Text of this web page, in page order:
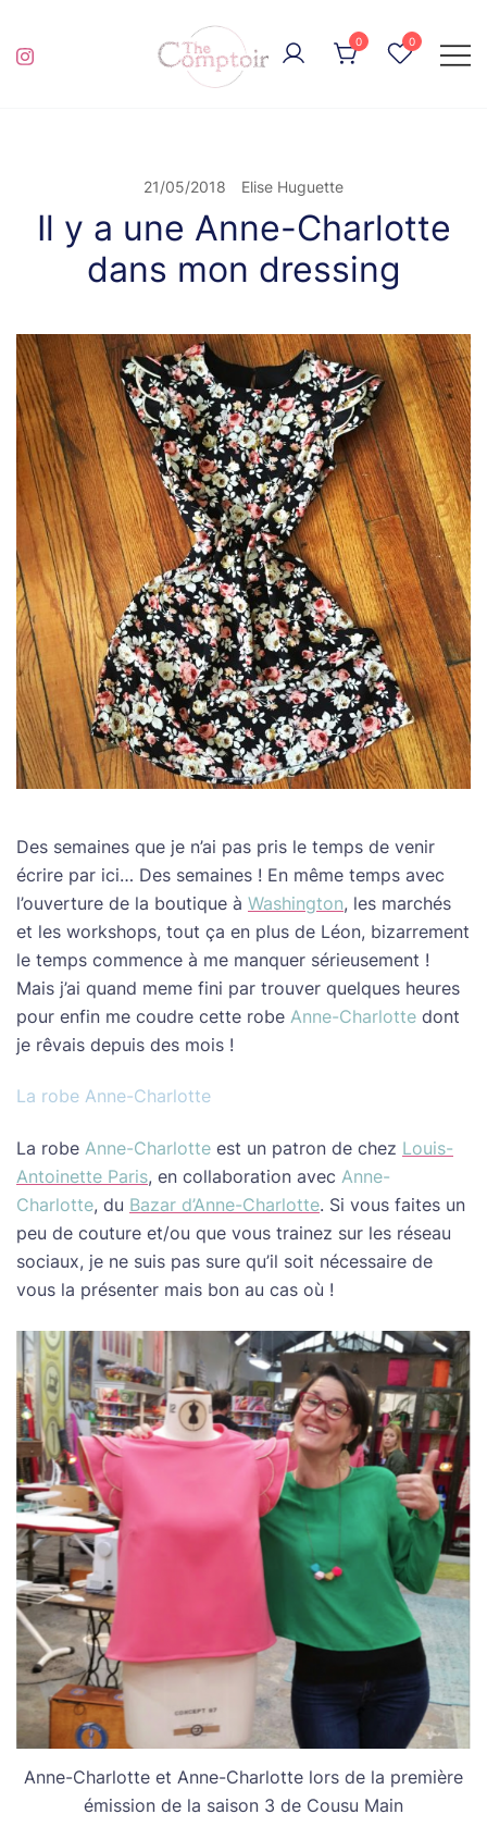
content
0 0
21/05/2018 Elise Huguette
Il y a une Anne-Charlotte
dans mon dressing
Des semaines que je n’ai pas pris le temps de venir
écrire par ici… Des semaines ! En même temps avec
l’ouverture de la boutique à Washington, les marchés
et les workshops, tout ça en plus de Léon, bizarrement
le temps commence à me manquer sérieusement !
Mais j’ai quand meme fini par trouver quelques heures
pour enfin me coudre cette robe Anne-Charlotte dont
je rêvais depuis des mois !
La robe Anne-Charlotte
La robe Anne-Charlotte est un patron de chez Louis-
Antoinette Paris, en collaboration avec Anne-
Charlotte, du Bazar d’Anne-Charlotte. Si vous faites un
peu de couture et/ou que vous trainez sur les réseau
sociaux, je ne suis pas sure qu’il soit nécessaire de
vous la présenter mais bon au cas où !
Anne-Charlotte et Anne-Charlotte lors de la première
émission de la saison 3 de Cousu Main